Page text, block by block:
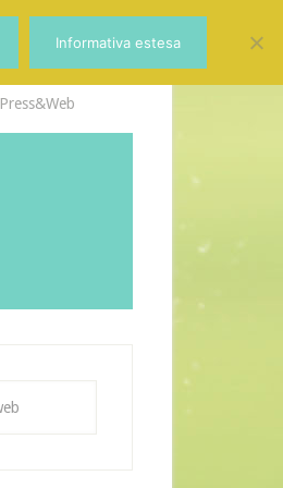
Press&Web
Informativa estesa